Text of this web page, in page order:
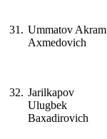
31. Ummatov Akram
Axmedovich
32. Jarilkapov
Ulugbek
Baxadirovich